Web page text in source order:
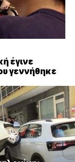
έγινε
γεννήθηκε